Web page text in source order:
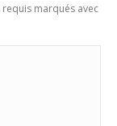
marqués avec